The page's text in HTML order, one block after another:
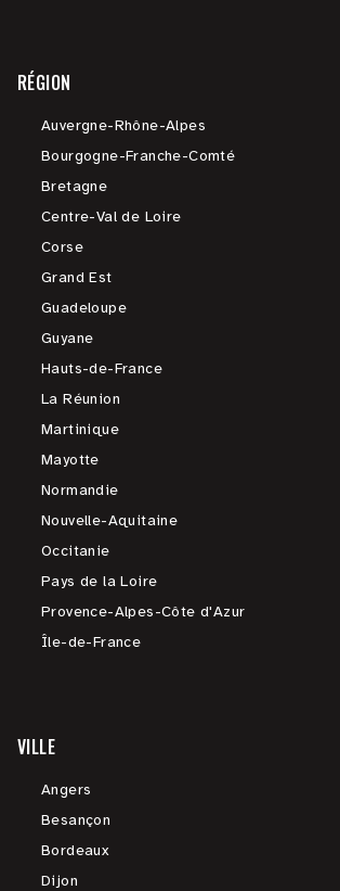
RÉGION
Auvergne-Rhône-Alpes
Bourgogne-Franche-Comté
Bretagne
Centre-Val de Loire
Corse
Grand Est
Guadeloupe
Guyane
Hauts-de-France
La Réunion
Martinique
Mayotte
Normandie
Nouvelle-Aquitaine
Occitanie
Pays de la Loire
Provence-Alpes-Côte d'Azur
Île-de-France
VILLE
Angers
Besançon
Bordeaux
Dijon